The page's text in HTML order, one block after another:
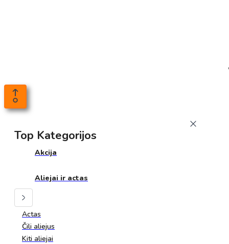
Top Kategorijos
Akcija
Aliejai ir actas
Actas
Čili aliejus
Kiti aliejai